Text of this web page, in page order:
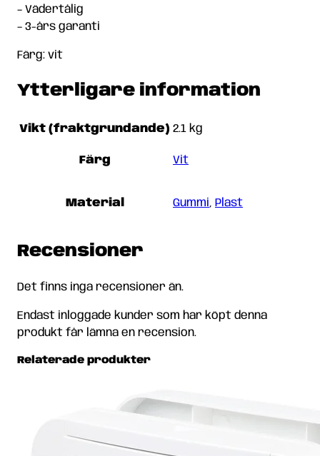
– Vädertålig
– 3-års garanti
Färg: vit
Ytterligare information
Vikt (fraktgrundande) 2.1 kg
Färg Vit
Material Gummi, Plast
Recensioner
Det finns inga recensioner än.
Endast inloggade kunder som har köpt denna
produkt får lämna en recension.
Relaterade produkter